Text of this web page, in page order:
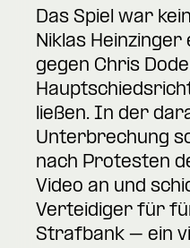
Das Spiel war
Niklas
gegen Chris
ließen. In der
Unterbrechung
nach Protesten
Video an und
Verteidiger für
Strafbank – ein